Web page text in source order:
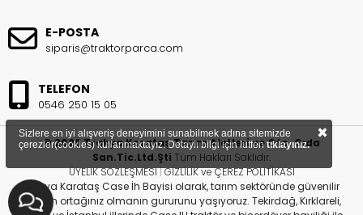
E-POSTA
siparis@traktorparca.com
TELEFON
0546 250 15 05
© 2026 Trakya Karataş Tarım Aletleri ve Oto. Gıda
San.Tic.Ltd.Şti Tüm Hakları Saklıdır.
ÜYELİK SÖZLEŞMESİ|GİZLİLİK ve ÇEREZ POLİTİKASI
Trakya Karataş Case İh Bayisi olarak, tarım sektöründe güvenilir
çözüm ortağınız olmanın gururunu yaşıyoruz. Tekirdağ, Kırklareli,
Sizlere en iyi alışveriş deneyimini sunabilmek adına sitemizde
çerezler(cookies) kullanmaktayız. Detaylı bilgi için lütfentıklayınız. ×